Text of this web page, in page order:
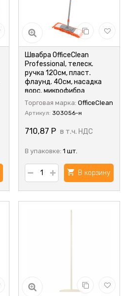
Швабра OfficeClean
Professional, телеск.
ручка 120см, пласт.
флаунд. 40см, насадка
ворс. микрофибра
(карманы)
Торговая марка: OfficeClean
Артикул: 303056-н
710,87 Р в т.ч. НДС
В упаковке: 1 шт.
В корзину